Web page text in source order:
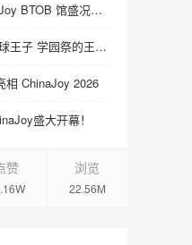
领航出海·连接全球：2026 ChinaJoy BTOB 馆盛况空前
《网球王子》恋爱冒险游戏 《网球王子 学园祭的王子们 ♡-40 and more…》与《网球王子 心跳求生 Tie break ♡game》发售
相 ChinaJoy 2026
盛大开幕！
赞 浏览
22.56M